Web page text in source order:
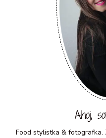
Ahoj,
Food stylistka & fotografka.